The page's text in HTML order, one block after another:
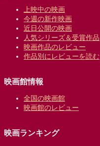
上映中の映画
今週の新作映画
近日公開の映画
人気シリーズ＆受賞作品
映画作品のレビュー
作品別にレビューを読む
映画館情報
全国の映画館
映画館のレビュー
映画ランキング